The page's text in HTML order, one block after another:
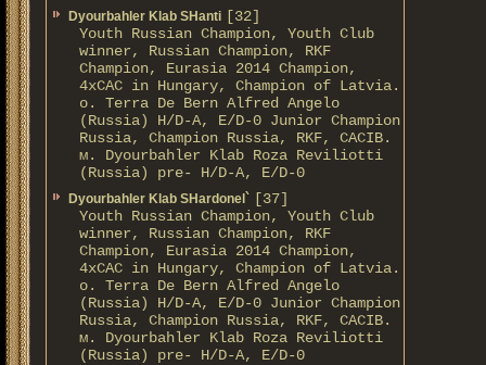
Dyourbahler Klab SHanti [32]
Youth Russian Champion, Youth Club
winner, Russian Champion, RKF
Champion, Eurasia 2014 Champion,
4xCAC in Hungary, Champion of Latvia.
о. Terra De Bern Alfred Angelo
(Russia) H/D-A, E/D-0 Junior Champion
Russia, Champion Russia, RKF, CACIB.
м. Dyourbahler Klab Roza Reviliotti
(Russia) pre- H/D-A, E/D-0
Dyourbahler Klab SHardonel` [37]
Youth Russian Champion, Youth Club
winner, Russian Champion, RKF
Champion, Eurasia 2014 Champion,
4xCAC in Hungary, Champion of Latvia.
о. Terra De Bern Alfred Angelo
(Russia) H/D-A, E/D-0 Junior Champion
Russia, Champion Russia, RKF, CACIB.
м. Dyourbahler Klab Roza Reviliotti
(Russia) pre- H/D-A, E/D-0